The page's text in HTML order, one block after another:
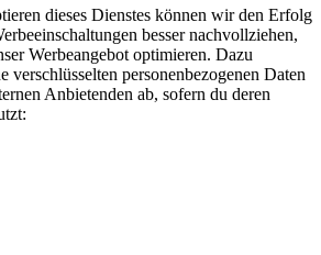
dieses Dienstes können wir den Erfolg
besser nachvollziehen,
Werbeangebot optimieren. Dazu
verschlüsselten personenbezogenen Daten
Anbietenden ab, sofern du deren